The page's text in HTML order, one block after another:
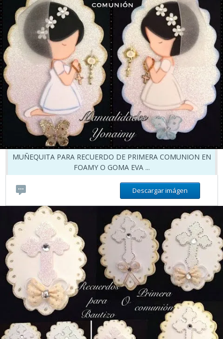
MUÑEQUITA PARA RECUERDO DE PRIMERA COMUNION EN
FOAMY O GOMA EVA ...
Descargar imágen